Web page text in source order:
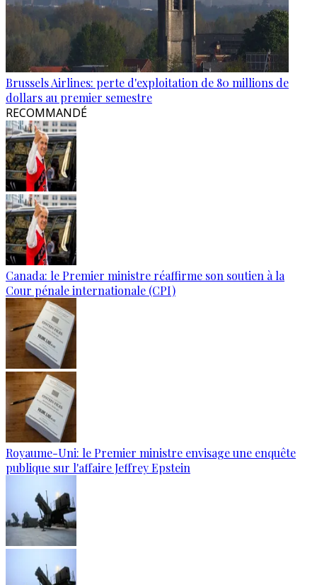
Brussels Airlines: perte d'exploitation de 80 millions de
dollars au premier semestre
RECOMMANDÉ
Canada: le Premier ministre réaffirme son soutien à la
Cour pénale internationale (CPI)
Royaume-Uni: le Premier ministre envisage une enquête
publique sur l'affaire Jeffrey Epstein